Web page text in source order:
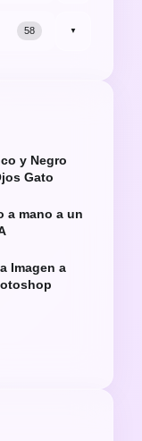
58 ▼
y Negro
Gato
a mano a un
Imagen a